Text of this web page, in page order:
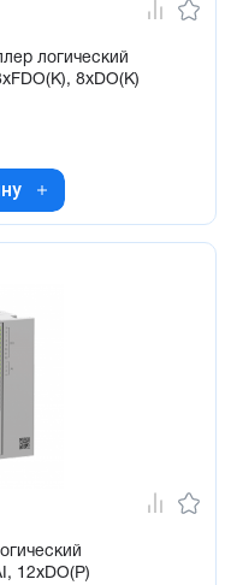
логический
8xDO(K)
12xDO(Р)